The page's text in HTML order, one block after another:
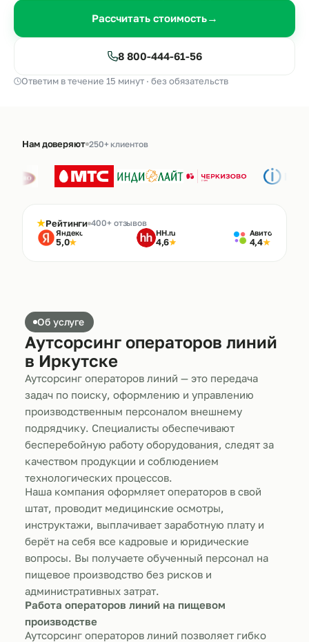
Рассчитать стоимость→
8 800-444-61-56
Ответим в течение 15 минут · без обязательств
Нам доверяют 250+ клиентов
★Рейтинги 400+ отзывов
Яндекс
5,0★
HH.ru
4,6★
Авито
4,4★
Об услуге
Аутсорсинг операторов линий
в Иркутске
Аутсорсинг операторов линий — это передача
задач по поиску, оформлению и управлению
производственным персоналом внешнему
подрядчику. Специалисты обеспечивают
бесперебойную работу оборудования, следят за
качеством продукции и соблюдением
технологических процессов.
Наша компания оформляет операторов в свой
штат, проводит медицинские осмотры,
инструктажи, выплачивает заработную плату и
берёт на себя все кадровые и юридические
вопросы. Вы получаете обученный персонал на
пищевое производство без рисков и
административных затрат.
Работа операторов линий на пищевом
производстве
Аутсорсинг операторов линий позволяет гибко